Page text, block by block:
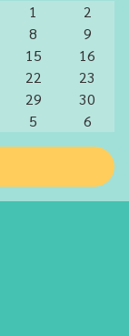
1
2
8
9
15
16
22
23
29
30
5 6